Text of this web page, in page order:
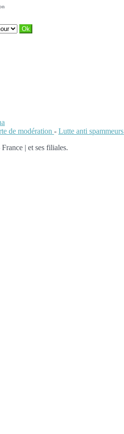
de modération - Lutte anti spammeurs
| et ses filiales.